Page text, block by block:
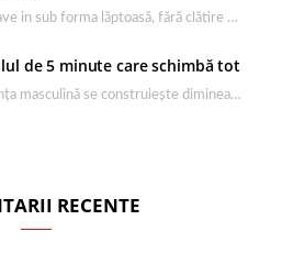
Un leave in sub forma lăptoasă, fără clătire care completează rutina Ultimate Smooth și transformă…
de 5 minute care schimbă tot
Eleganța masculină se construiește dimineața, în câteva minute și cu produsele potrivite. O rutină de…
RECENTE